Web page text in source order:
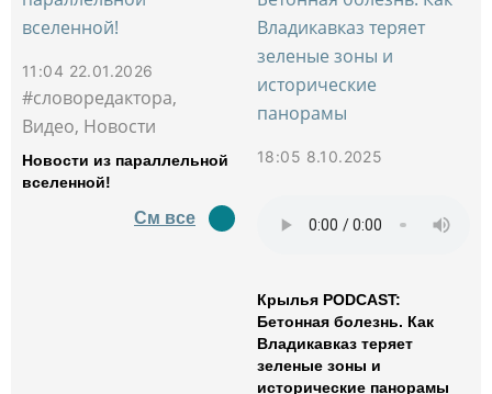
11:04 22.01.2026
#словоредактора,
Видео, Новости
Новости из параллельной
вселенной!
См все
18:05 8.10.2025
Крылья PODCAST:
Бетонная болезнь. Как
Владикавказ теряет
зеленые зоны и
исторические панорамы